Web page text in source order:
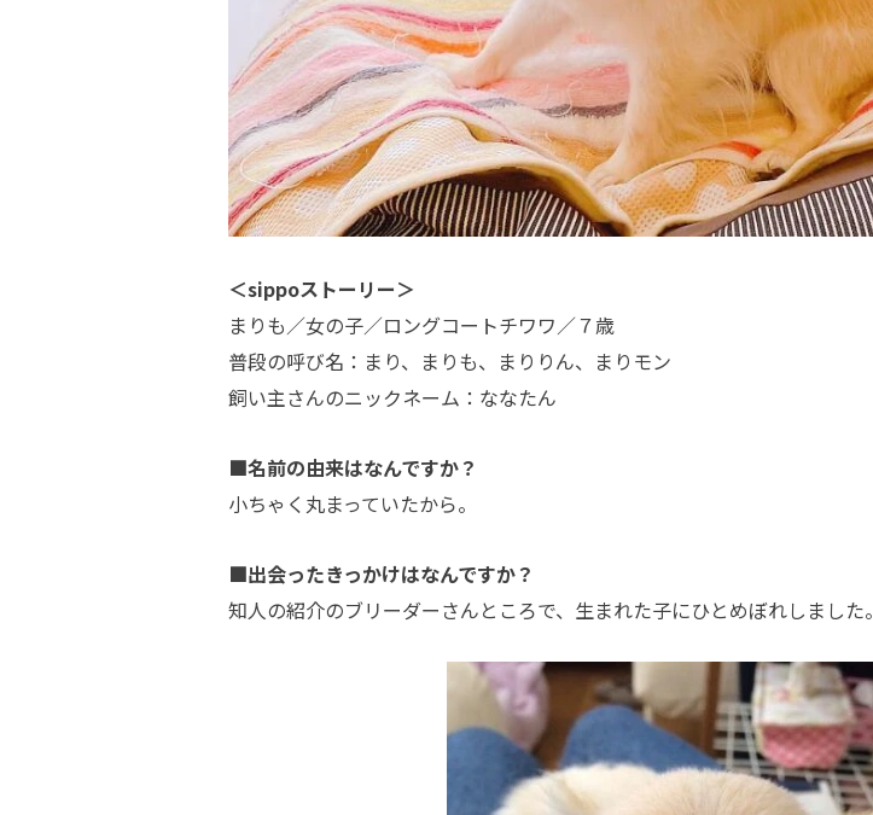
＜sippoストーリー＞
まりも／女の子／ロングコートチワワ／７歳
普段の呼び名：まり、まりも、まりりん、まりモン
飼い主さんのニックネーム：ななたん
■名前の由来はなんですか？
小ちゃく丸まっていたから。
■出会ったきっかけはなんですか？
知人の紹介のブリーダーさんところで、生まれた子にひとめぼれしました。